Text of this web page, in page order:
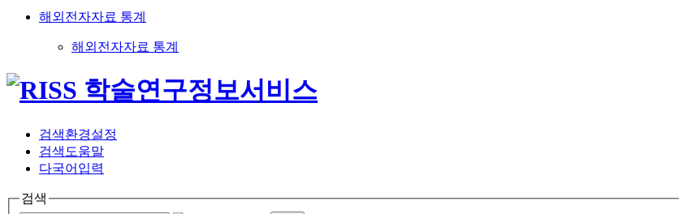
해외전자자료 통계
해외전자자료 통계
검색환경설정
검색도움말
다국어입력
검색